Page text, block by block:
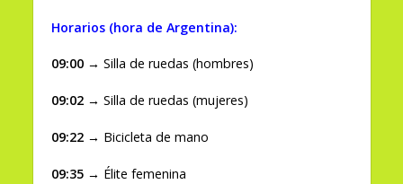
Horarios (hora de Argentina):
09:00 → Silla de ruedas (hombres)
09:02 → Silla de ruedas (mujeres)
09:22 → Bicicleta de mano
09:35 → Élite femenina